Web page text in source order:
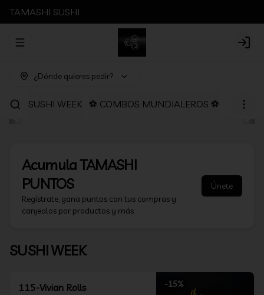
TAMASHI SUSHI
Abrir menu de navegación Login
¿Dónde quieres pedir?
SUSHI WEEK ⚽ COMBOS MUNDIALEROS ⚽
AcumulaTAMASHI
PUNTOS
Regístrate, gana puntos con tus compras y
canjealos por productos y más
Únete
SUSHI WEEK
-15%
115-Vivian Rolls